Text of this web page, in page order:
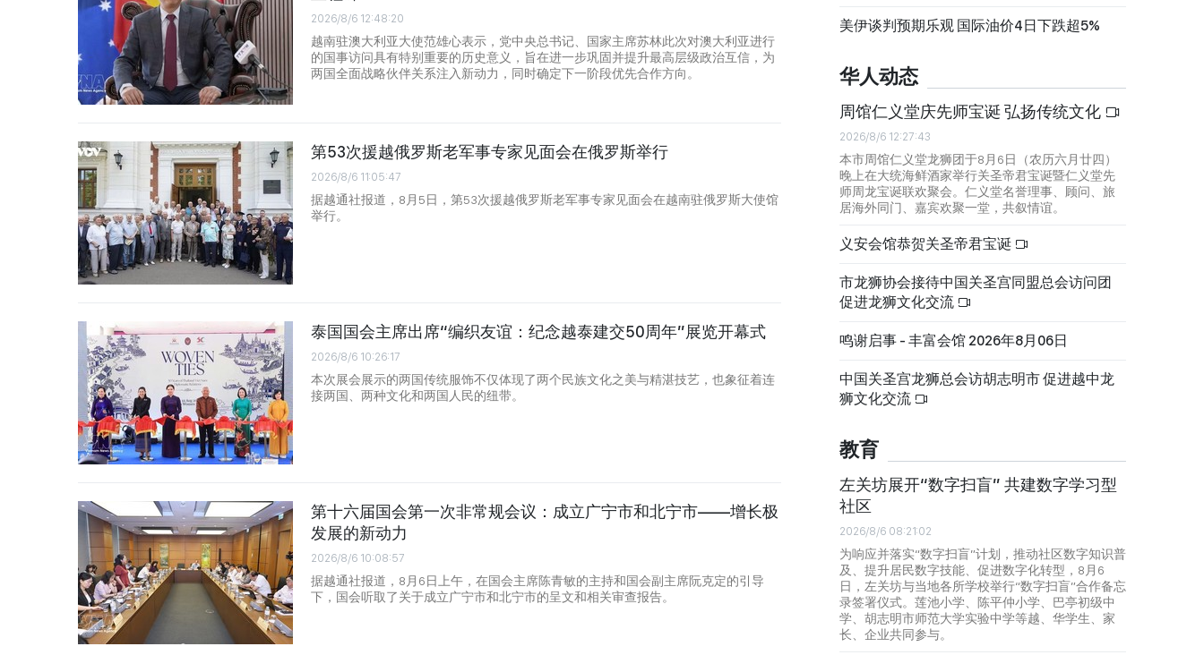
2026/8/6 12:48:20
越南驻澳大利亚大使范雄心表示，党中央总书记、国家主席苏林此次对澳大利亚进行
的国事访问具有特别重要的历史意义，旨在进一步巩固并提升最高层级政治互信，为
两国全面战略伙伴关系注入新动力，同时确定下一阶段优先合作方向。
第53次援越俄罗斯老军事专家见面会在俄罗斯举行
2026/8/6 11:05:47
据越通社报道，8月5日，第53次援越俄罗斯老军事专家见面会在越南驻俄罗斯大使馆
举行。
泰国国会主席出席“编织友谊：纪念越泰建交50周年”展览开幕式
2026/8/6 10:26:17
本次展会展示的两国传统服饰不仅体现了两个民族文化之美与精湛技艺，也象征着连
接两国、两种文化和两国人民的纽带。
第十六届国会第一次非常规会议：成立广宁市和北宁市——增长极
发展的新动力
2026/8/6 10:08:57
据越通社报道，8月6日上午，在国会主席陈青敏的主持和国会副主席阮克定的引导
下，国会听取了关于成立广宁市和北宁市的呈文和相关审查报告。
美伊谈判预期乐观 国际油价4日下跌超5%
华人动态
周馆仁义堂庆先师宝诞 弘扬传统文化
2026/8/6 12:27:43
本市周馆仁义堂龙狮团于8月6日（农历六月廿四）
晚上在大统海鲜酒家举行关圣帝君宝诞暨仁义堂先
师周龙宝诞联欢聚会。仁义堂名誉理事、顾问、旅
居海外同门、嘉宾欢聚一堂，共叙情谊。
义安会馆恭贺关圣帝君宝诞
市龙狮协会接待中国关圣宫同盟总会访问团
促进龙狮文化交流
鸣谢启事 - 丰富会馆 2026年8月06日
中国关圣宫龙狮总会访胡志明市 促进越中龙
狮文化交流
教育
左关坊展开“数字扫盲” 共建数字学习型
社区
2026/8/6 08:21:02
为响应并落实“数字扫盲”计划，推动社区数字知识普
及、提升居民数字技能、促进数字化转型，8月6
日，左关坊与当地各所学校举行“数字扫盲”合作备忘
录签署仪式。莲池小学、陈平仲小学、巴亭初级中
学、胡志明市师范大学实验中学等越、华学生、家
长、企业共同参与。